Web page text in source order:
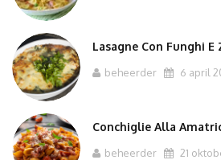
Lasagne Con Funghi E
beheerder 6 april
Conchiglie Alla
beheerder 21